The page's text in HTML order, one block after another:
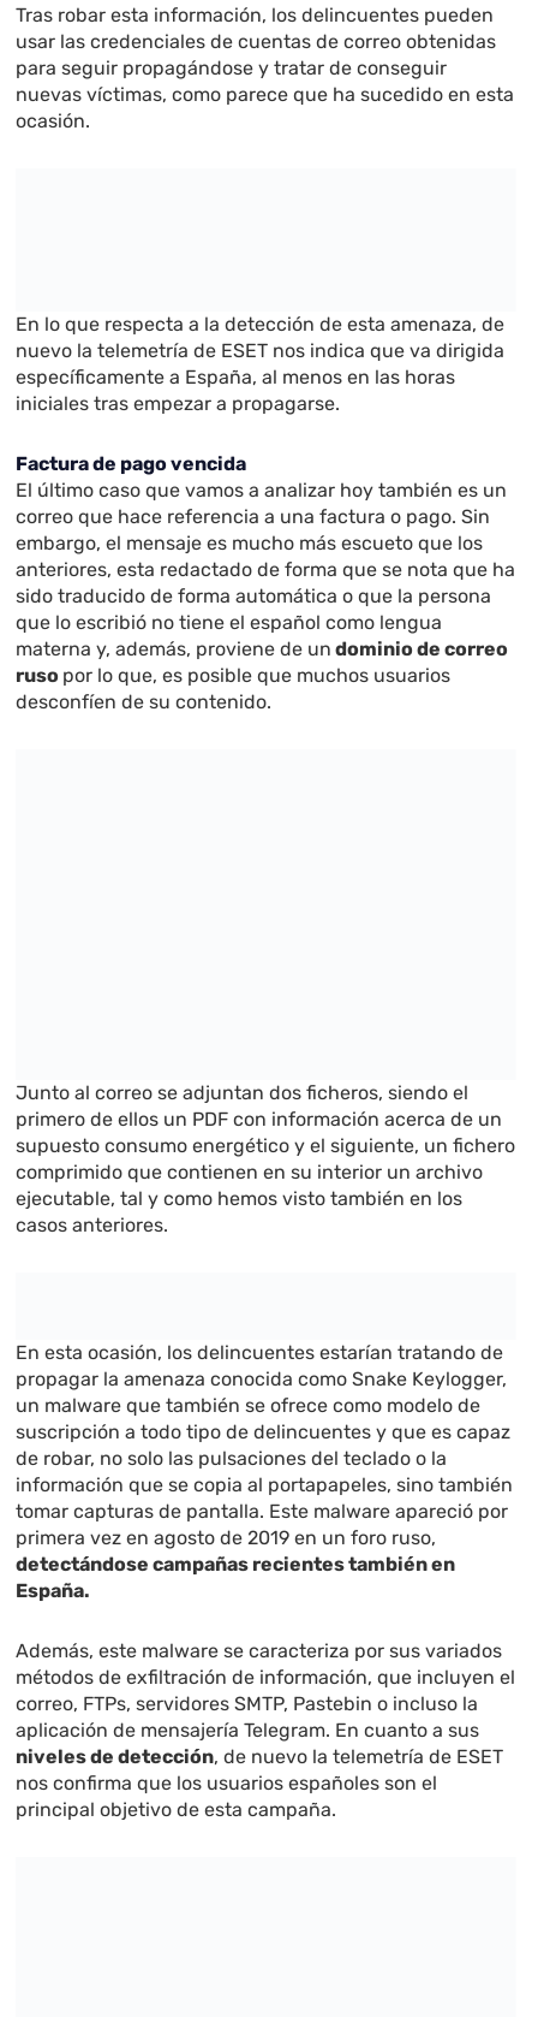
Tras robar esta información, los delincuentes pueden
usar las credenciales de cuentas de correo obtenidas
para seguir propagándose y tratar de conseguir
nuevas víctimas, como parece que ha sucedido en esta
ocasión.
En lo que respecta a la detección de esta amenaza, de
nuevo la telemetría de ESET nos indica que va dirigida
específicamente a España, al menos en las horas
iniciales tras empezar a propagarse.
Factura de pago vencida
El último caso que vamos a analizar hoy también es un
correo que hace referencia a una factura o pago. Sin
embargo, el mensaje es mucho más escueto que los
anteriores, esta redactado de forma que se nota que ha
sido traducido de forma automática o que la persona
que lo escribió no tiene el español como lengua
materna y, además, proviene de un dominio de correo
ruso por lo que, es posible que muchos usuarios
desconfíen de su contenido.
Junto al correo se adjuntan dos ficheros, siendo el
primero de ellos un PDF con información acerca de un
supuesto consumo energético y el siguiente, un fichero
comprimido que contienen en su interior un archivo
ejecutable, tal y como hemos visto también en los
casos anteriores.
En esta ocasión, los delincuentes estarían tratando de
propagar la amenaza conocida como Snake Keylogger,
un malware que también se ofrece como modelo de
suscripción a todo tipo de delincuentes y que es capaz
de robar, no solo las pulsaciones del teclado o la
información que se copia al portapapeles, sino también
tomar capturas de pantalla. Este malware apareció por
primera vez en agosto de 2019 en un foro ruso,
detectándose campañas recientes también en
España.
Además, este malware se caracteriza por sus variados
métodos de exfiltración de información, que incluyen el
correo, FTPs, servidores SMTP, Pastebin o incluso la
aplicación de mensajería Telegram. En cuanto a sus
niveles de detección, de nuevo la telemetría de ESET
nos confirma que los usuarios españoles son el
principal objetivo de esta campaña.